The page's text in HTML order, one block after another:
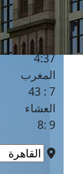
الظهر
1 : 1
العصر
4:37
المغرب
7 : 43
العشاء
9 :8